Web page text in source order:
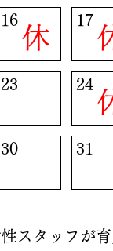
16
休
23
30
17
24
31
スタッフが育